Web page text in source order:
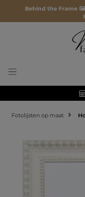
Behind the Frame 🖼️
Fotolijsten op maat
Afbeeldingengalerij